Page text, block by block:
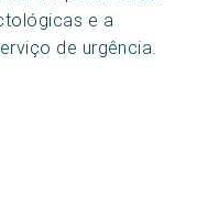
e a
de urgência.